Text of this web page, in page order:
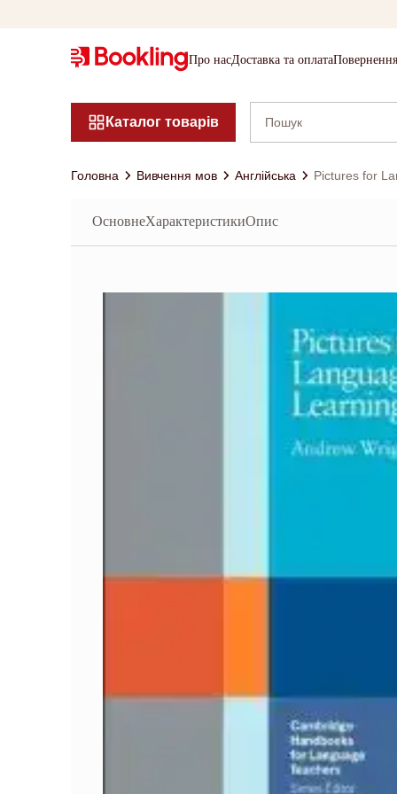
Про насДоставка та оплата
Каталог товарів
Головна Вивчення мов Англійська Pictures for
ОсновнеХарактеристикиОпис